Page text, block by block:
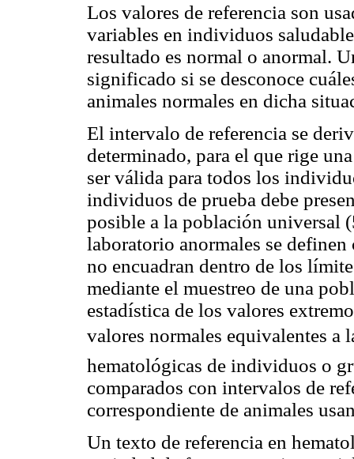
Los valores de referencia son
variables en individuos
resultado es normal o anormal.
significado si se desconoce
animales normales en dicha
El intervalo de referencia se
determinado, para el que rige
ser válida para todos los
individuos de prueba debe
posible a la población universal
laboratorio anormales se
no encuadran dentro de los
mediante el muestreo de una
estadística de los valores
valores normales equivalentes
hematológicas de individuos o
comparados con intervalos de
correspondiente de animales
Un texto de referencia en